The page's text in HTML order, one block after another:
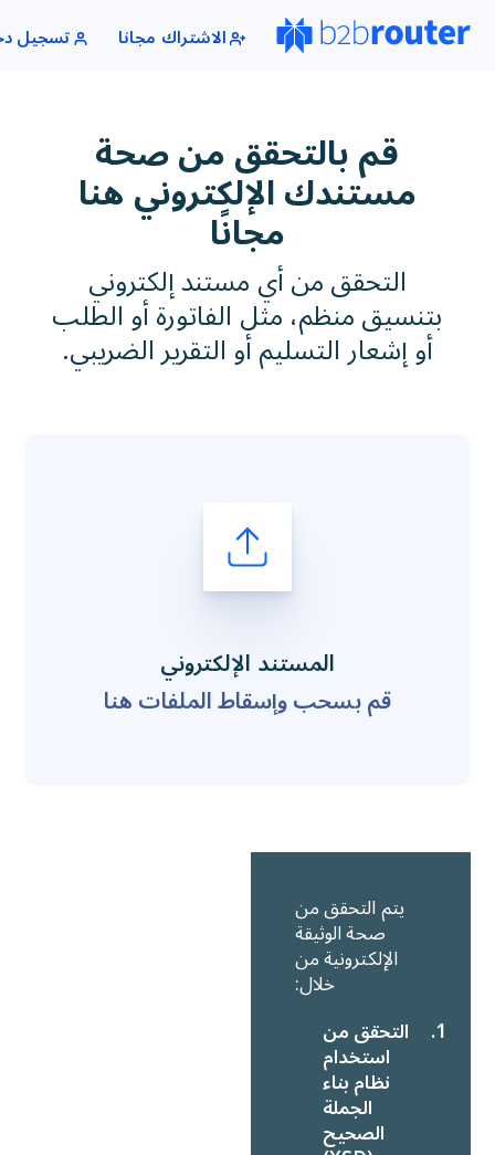
الاشتراك مجانا تسجيل دخول
قم بالتحقق من صحة
مستندك الإلكتروني هنا
مجانًا
التحقق من أي مستند إلكتروني
بتنسيق منظم، مثل الفاتورة أو الطلب
أو إشعار التسليم أو التقرير الضريبي.
المستند الإلكتروني
قم بسحب وإسقاط الملفات هنا
يتم التحقق من
صحة الوثيقة
الإلكترونية من
خلال:
التحقق من
استخدام
نظام بناء
الجملة
الصحيح